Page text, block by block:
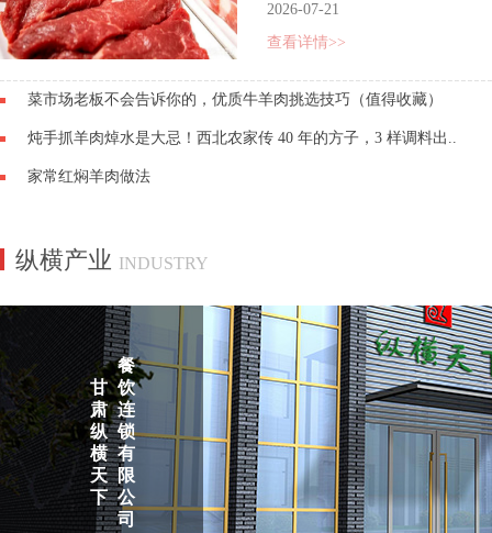
2026-07-21
查看详情>>
菜市场老板不会告诉你的，优质牛羊肉挑选技巧（值得收藏）
炖手抓羊肉焯水是大忌！西北农家传 40 年的方子，3 样调料出..
家常红焖羊肉做法
纵横产业 INDUSTRY
甘
肃
纵
横
天
下
餐
饮
连
锁
有
限
公
司